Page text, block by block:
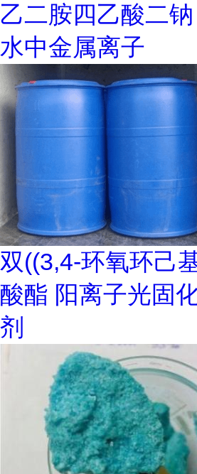
乙二胺四乙酸二
水中金属离子
双((3,4-环氧环己
酸酯 阳离子光固
剂